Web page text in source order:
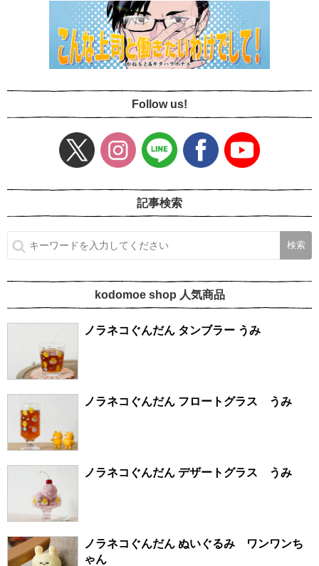
Follow us!
記事検索
kodomoe shop 人気商品
ノラネコぐんだん タンブラー うみ
ノラネコぐんだん フロートグラス うみ
ノラネコぐんだん デザートグラス うみ
ノラネコぐんだん ぬいぐるみ ワンワンち
ゃん